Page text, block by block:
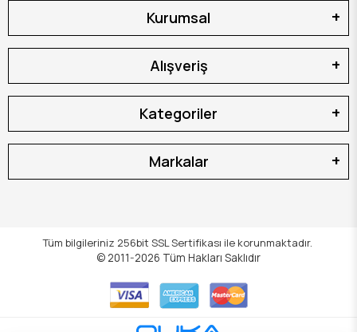
Kurumsal
Alışveriş
Kategoriler
Markalar
Tüm bilgileriniz 256bit SSL Sertifikası ile korunmaktadır.
© 2011-2026 Tüm Hakları Saklıdır